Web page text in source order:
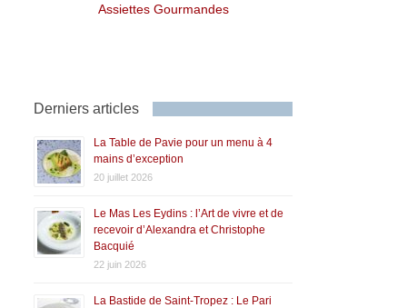
Assiettes Gourmandes
Derniers articles
La Table de Pavie pour un menu à 4
mains d’exception
20 juillet 2026
Le Mas Les Eydins : l’Art de vivre et de
recevoir d’Alexandra et Christophe
Bacquié
22 juin 2026
La Bastide de Saint-Tropez : Le Pari